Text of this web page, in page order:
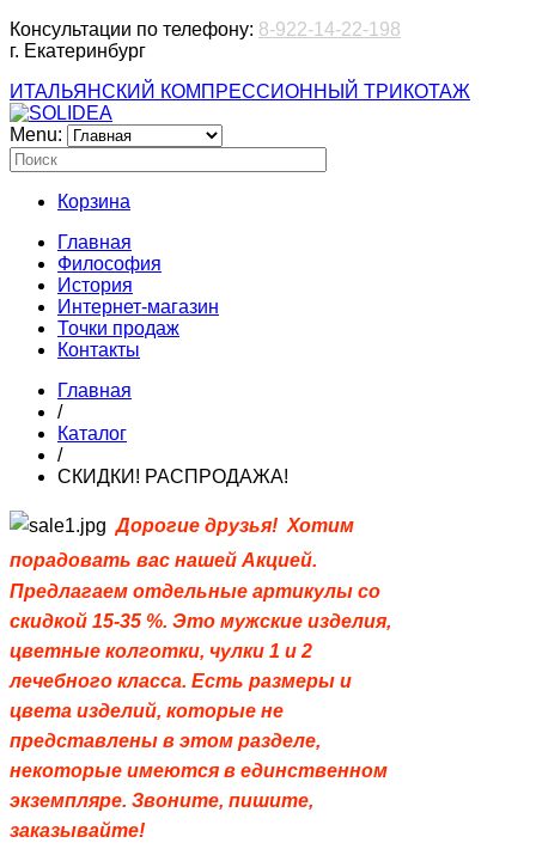
Консультации по телефону: 8-922-14-22-198
г. Екатеринбург
ИТАЛЬЯНСКИЙ КОМПРЕССИОННЫЙ ТРИКОТАЖ
Menu:
Корзина
Главная
Философия
История
Интернет-магазин
Точки продаж
Контакты
Главная
/
Каталог
/
СКИДКИ! РАСПРОДАЖА!
Дорогие друзья! Хотим
порадовать вас нашей Акцией.
Предлагаем отдельные артикулы со
скидкой 15-35 %. Это мужские изделия,
цветные колготки, чулки 1 и 2
лечебного класса. Есть размеры и
цвета изделий, которые не
представлены в этом разделе,
некоторые имеются в единственном
экземпляре. Звоните, пишите,
заказывайте!